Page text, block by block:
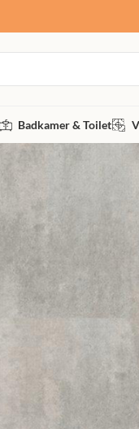
Badkamer & Toilet